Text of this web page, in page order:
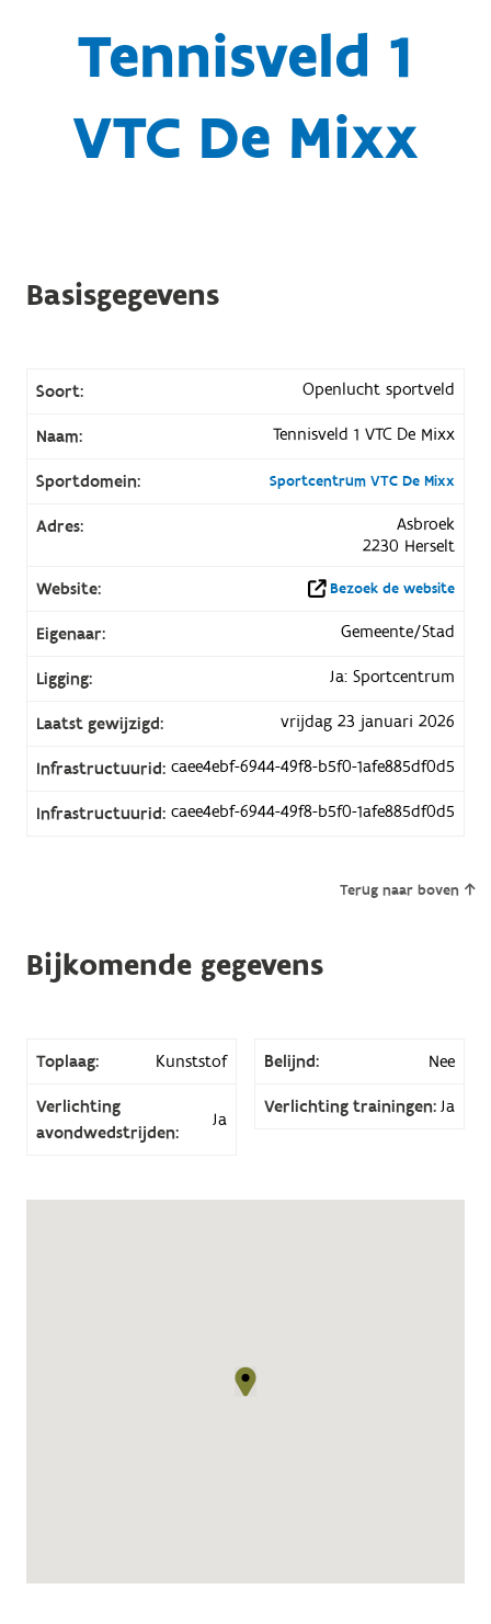
Tennisveld 1
VTC De Mixx
Basisgegevens
Soort: Openlucht sportveld
Naam: Tennisveld 1 VTC De Mixx
Sportdomein: Sportcentrum VTC De Mixx
Adres:
Asbroek
2230 Herselt
Website:
Bezoek de website
Eigenaar: Gemeente/Stad
Ligging: Ja: Sportcentrum
Laatst gewijzigd: vrijdag 23 januari 2026
Infrastructuurid: caee4ebf-6944-49f8-b5f0-1afe885df0d5
Infrastructuurid: caee4ebf-6944-49f8-b5f0-1afe885df0d5
Terug naar boven
Bijkomende gegevens
Toplaag: Kunststof Belijnd: Nee
Verlichting
avondwedstrijden:
Ja
Verlichting trainingen: Ja